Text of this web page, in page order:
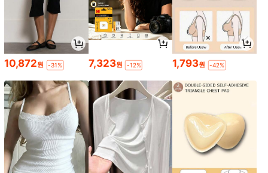
10,872원 -31% 7,323원 -12% 1,793원 -42%